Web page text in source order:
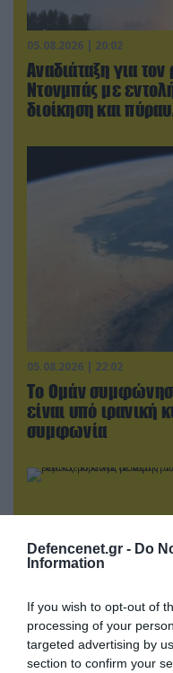
Defencenet.gr - Do
Information
If you wish to opt-out of
processing of your
targeted advertising by
section to confirm your
05.08.2026 | 20:02
Αναδιάταξη για
Ντονμπάς με
διοίκηση και
05.08.2026 | 22:02
Το Ομάν
είναι υπό ιρανική
συμφωνία